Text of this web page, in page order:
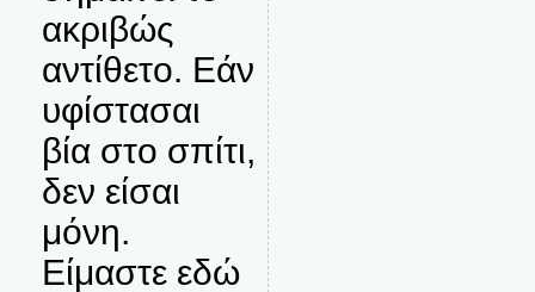
ακριβώς
αντίθετο. Εάν
υφίστασαι
βία στο σπίτι,
δεν είσαι
μόνη.
Είμαστε εδώ